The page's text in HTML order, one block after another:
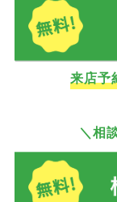
来店予
＼相